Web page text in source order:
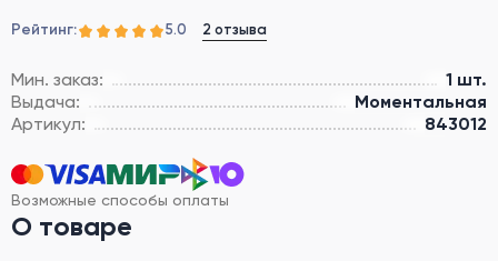
Рейтинг: 5.0 2 отзыва
Мин. заказ:
1 шт.
Выдача:
Моментальная
Артикул:
843012
Возможные способы оплаты
О товаре